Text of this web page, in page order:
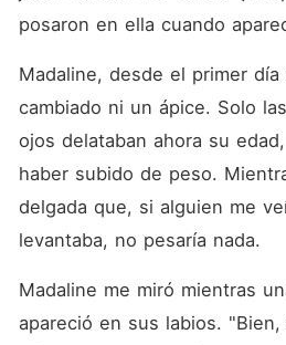
posaron en ella cuando
Madaline, desde el primer
cambiado ni un ápice. Solo
ojos delataban ahora su
haber subido de peso.
delgada que, si alguien me
levantaba, no pesaría nada.
Madaline me miró mientras
apareció en sus labios.